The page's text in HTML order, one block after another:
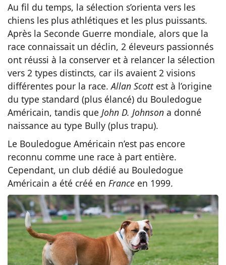
Au fil du temps, la sélection s’orienta vers les
chiens les plus athlétiques et les plus puissants.
Après la Seconde Guerre mondiale, alors que la
race connaissait un déclin, 2 éleveurs passionnés
ont réussi à la conserver et à relancer la sélection
vers 2 types distincts, car ils avaient 2 visions
différentes pour la race.Allan Scottest à l’origine
du type standard (plus élancé) du Bouledogue
Américain, tandis que John D. Johnson a donné
naissance au type Bully (plus trapu).
Le Bouledogue Américain n’est pas encore
reconnu comme une race à part entière.
Cependant, un club dédié au Bouledogue
Américain a été créé en France en 1999.